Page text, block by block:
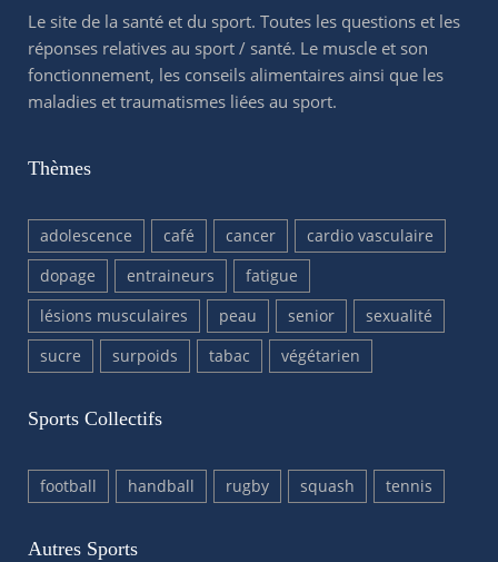
Le site de la santé et du sport. Toutes les questions et les
réponses relatives au sport / santé. Le muscle et son
fonctionnement, les conseils alimentaires ainsi que les
maladies et traumatismes liées au sport.
Thèmes
adolescence café cancer
cardio vasculaire
dopage
entraineurs
fatigue
lésions musculaires
peau senior
sexualité
sucre
surpoids tabac végétarien
Sports Collectifs
football handball rugby squash tennis
Autres Sports